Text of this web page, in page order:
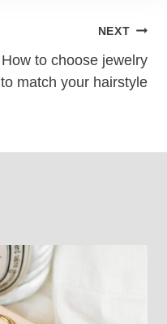
NEXT
How to choose jewelry
to match your hairstyle